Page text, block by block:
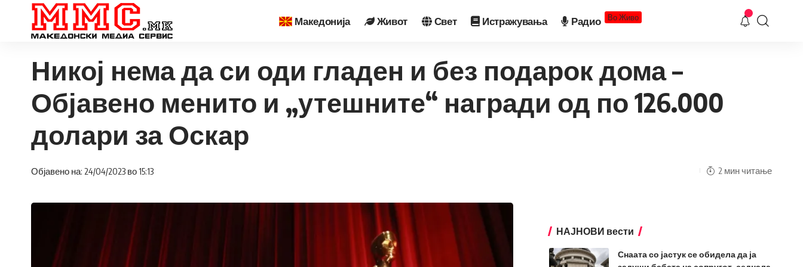
Македонија Живот Свет Истражувања Радио Во Живо
Никој нема да си оди гладен и без подарок дома –
Објавено менито и „утешните“ награди од по 126.000
долари за Оскар
Објавено на: 24/04/2023 во 15:13 2 мин читање
НАЈНОВИ вести
Снаата со јастук се обидела да ја